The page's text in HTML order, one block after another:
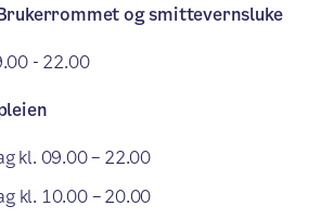
og smittevernsluke
- 22.00
kl. 09.00 – 22.00
kl. 10.00 – 20.00